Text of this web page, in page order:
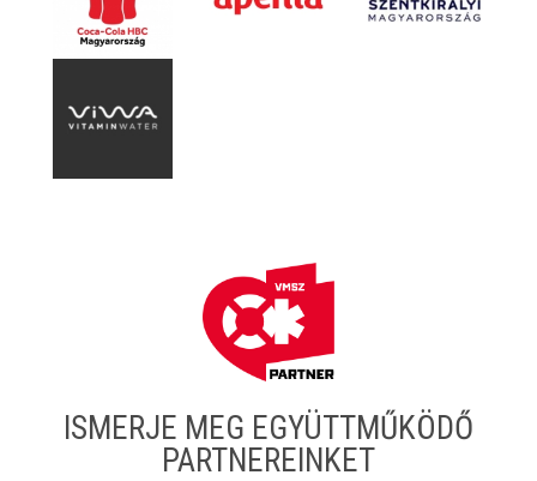
ISMERJE MEG EGYÜTTMŰKÖDŐ
PARTNEREINKET